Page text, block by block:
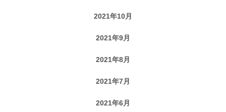
2021年10月
2021年9月
2021年8月
2021年7月
2021年6月